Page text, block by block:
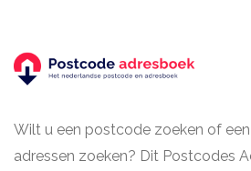
Wilt u een postcode zoeken of
adressen zoeken? Dit Postcodes